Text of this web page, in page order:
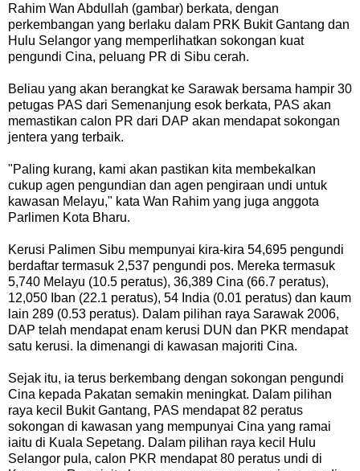
Rahim Wan Abdullah (gambar) berkata, dengan
perkembangan yang berlaku dalam PRK Bukit Gantang dan
Hulu Selangor yang memperlihatkan sokongan kuat
pengundi Cina, peluang PR di Sibu cerah.
Beliau yang akan berangkat ke Sarawak bersama hampir 30
petugas PAS dari Semenanjung esok berkata, PAS akan
memastikan calon PR dari DAP akan mendapat sokongan
jentera yang terbaik.
"Paling kurang, kami akan pastikan kita membekalkan
cukup agen pengundian dan agen pengiraan undi untuk
kawasan Melayu," kata Wan Rahim yang juga anggota
Parlimen Kota Bharu.
Kerusi Palimen Sibu mempunyai kira-kira 54,695 pengundi
berdaftar termasuk 2,537 pengundi pos. Mereka termasuk
5,740 Melayu (10.5 peratus), 36,389 Cina (66.7 peratus),
12,050 Iban (22.1 peratus), 54 India (0.01 peratus) dan kaum
lain 289 (0.53 peratus). Dalam pilihan raya Sarawak 2006,
DAP telah mendapat enam kerusi DUN dan PKR mendapat
satu kerusi. Ia dimenangi di kawasan majoriti Cina.
Sejak itu, ia terus berkembang dengan sokongan pengundi
Cina kepada Pakatan semakin meningkat. Dalam pilihan
raya kecil Bukit Gantang, PAS mendapat 82 peratus
sokongan di kawasan yang mempunyai Cina yang ramai
iaitu di Kuala Sepetang. Dalam pilihan raya kecil Hulu
Selangor pula, calon PKR mendapat 80 peratus undi di